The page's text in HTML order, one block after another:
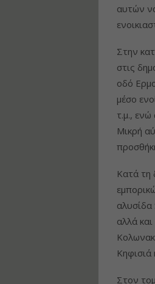
αυτών
Στην
στις
οδό
μέσο
τ.μ., ενώ
Μικρή
Κατά τη
αλυσίδα
αλλά
Στον